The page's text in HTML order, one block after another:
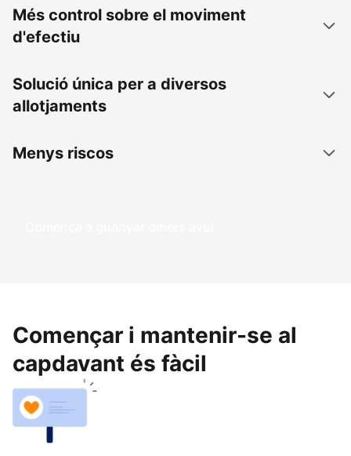
Més control sobre el moviment
d'efectiu
Solució única per a diversos
allotjaments
Menys riscos
Comença a guanyar diners avui
Començar i mantenir-se al
capdavant és fàcil